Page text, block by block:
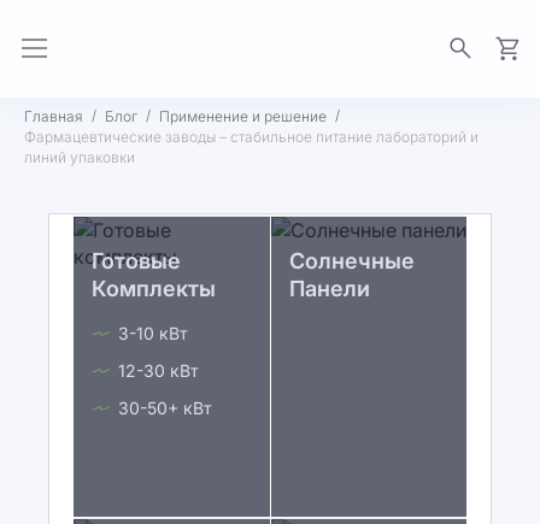
Главная Блог
Применение и решение
Фармацевтические заводы – стабильное питание лабораторий и
линий упаковки
Готовые
Комплекты
3-10 кВт
12-30 кВт
30-50+ кВт
Солнечные
Панели